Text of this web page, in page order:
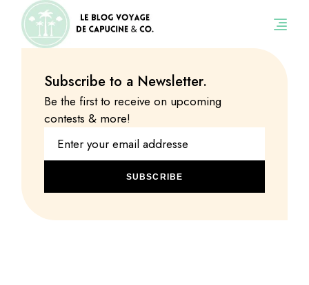
Subscribe to a Newsletter.
Be the first to receive on upcoming
contests & more!
SUBSCRIBE